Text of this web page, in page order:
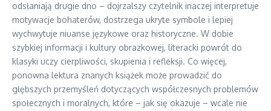
odsłaniają drugie dno – dojrzalszy czytelnik inaczej interpretuje
motywacje bohaterów, dostrzega ukryte symbole i lepiej
wychwytuje niuanse językowe oraz historyczne. W dobie
szybkiej informacji i kultury obrazkowej, literacki powrót do
klasyki uczy cierpliwości, skupienia i refleksji. Co więcej,
ponowna lektura znanych książek może prowadzić do
głębszych przemyśleń dotyczących współczesnych problemów
społecznych i moralnych, które – jak się okazuje – wcale nie